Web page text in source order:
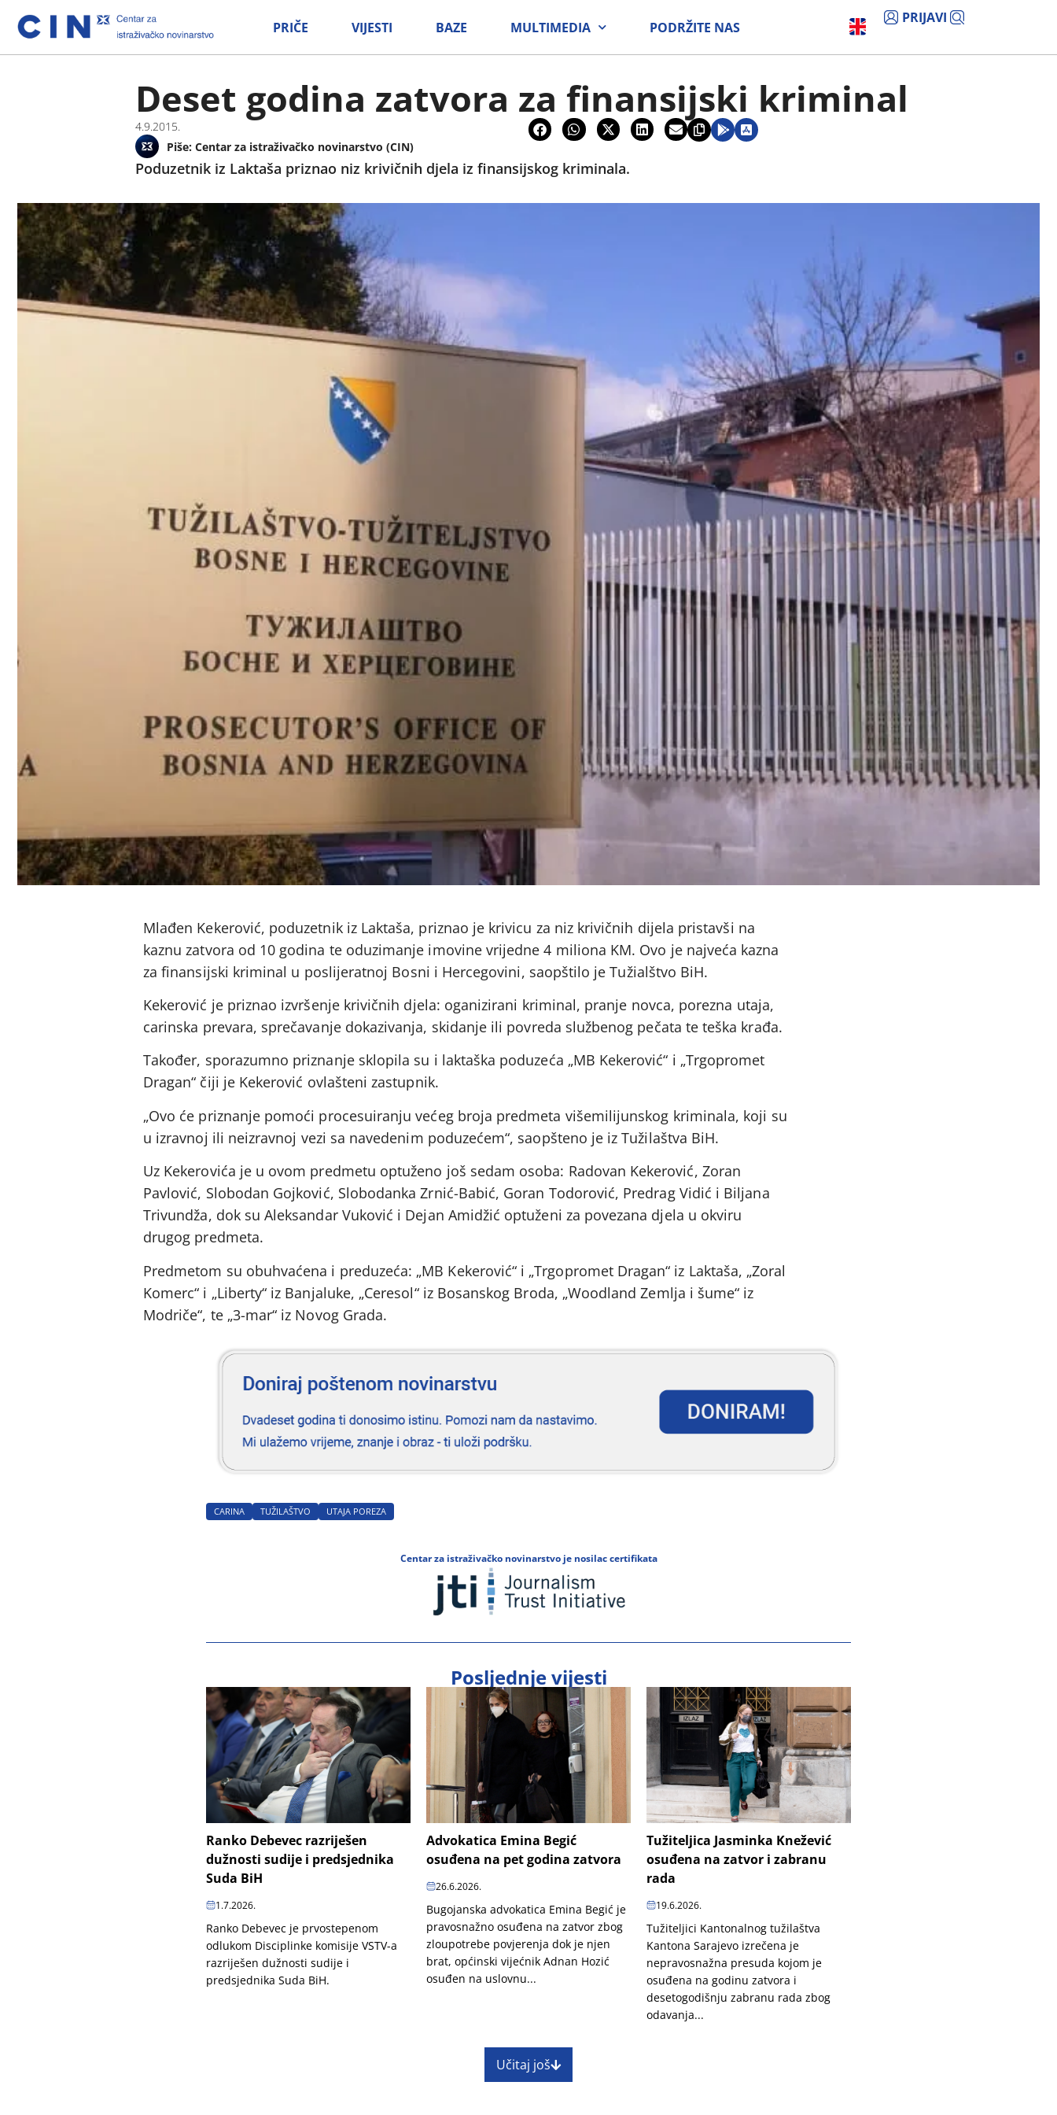
PRIČE VIJESTI BAZE MULTIMEDIA PODRŽITE NAS
PRIJAVI
Deset godina zatvora za finansijski kriminal
4.9.2015.
Piše: Centar za istraživačko novinarstvo (CIN)
Poduzetnik iz Laktaša priznao niz krivičnih djela iz finansijskog kriminala.
Mlađen Kekerović, poduzetnik iz Laktaša, priznao je krivicu za niz krivičnih dijela pristavši na
kaznu zatvora od 10 godina te oduzimanje imovine vrijedne 4 miliona KM. Ovo je najveća kazna
za finansijski kriminal u poslijeratnoj Bosni i Hercegovini, saopštilo je Tužialštvo BiH.
Kekerović je priznao izvršenje krivičnih djela: oganizirani kriminal, pranje novca, porezna utaja,
carinska prevara, sprečavanje dokazivanja, skidanje ili povreda službenog pečata te teška krađa.
Također, sporazumno priznanje sklopila su i laktaška poduzeća „MB Kekerović“ i „Trgopromet
Dragan“ čiji je Kekerović ovlašteni zastupnik.
„Ovo će priznanje pomoći procesuiranju većeg broja predmeta višemilijunskog kriminala, koji su
u izravnoj ili neizravnoj vezi sa navedenim poduzećem“, saopšteno je iz Tužilaštva BiH.
Uz Kekerovića je u ovom predmetu optuženo još sedam osoba: Radovan Kekerović, Zoran
Pavlović, Slobodan Gojković, Slobodanka Zrnić-Babić, Goran Todorović, Predrag Vidić i Biljana
Trivundža, dok su Aleksandar Vuković i Dejan Amidžić optuženi za povezana djela u okviru
drugog predmeta.
Predmetom su obuhvaćena i preduzeća: „MB Kekerović“ i „Trgopromet Dragan“ iz Laktaša, „Zoral
Komerc“ i „Liberty“ iz Banjaluke, „Ceresol“ iz Bosanskog Broda, „Woodland Zemlja i šume“ iz
Modriče“, te „3-mar“ iz Novog Grada.
CARINA TUŽILAŠTVO UTAJA POREZA
Centar za istraživačko novinarstvo je nosilac certifikata
Posljednje vijesti
Ranko Debevec razriješen
dužnosti sudije i predsjednika
Suda BiH
1.7.2026.
Ranko Debevec je prvostepenom
odlukom Disciplinke komisije VSTV-a
razriješen dužnosti sudije i
predsjednika Suda BiH.
Advokatica Emina Begić
osuđena na pet godina zatvora
26.6.2026.
Bugojanska advokatica Emina Begić je
pravosnažno osuđena na zatvor zbog
zloupotrebe povjerenja dok je njen
brat, općinski vijećnik Adnan Hozić
osuđen na uslovnu...
Tužiteljica Jasminka Knežević
osuđena na zatvor i zabranu
rada
19.6.2026.
Tužiteljici Kantonalnog tužilaštva
Kantona Sarajevo izrečena je
nepravosnažna presuda kojom je
osuđena na godinu zatvora i
desetogodišnju zabranu rada zbog
odavanja...
Učitaj još